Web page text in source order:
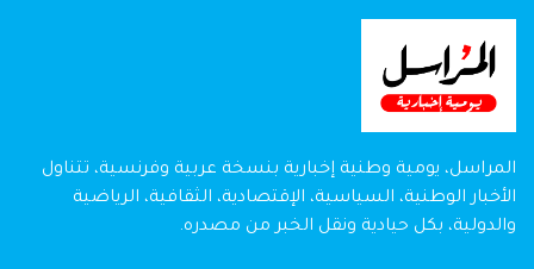
المراسل، يومية وطنية إخبارية بنسخة عربية وفرنسية، تتناول
الأخبار الوطنية، السياسية، الإقتصادية، الثقافية، الرياضية
والدولية، بكل حيادية ونقل الخبر من مصدره.